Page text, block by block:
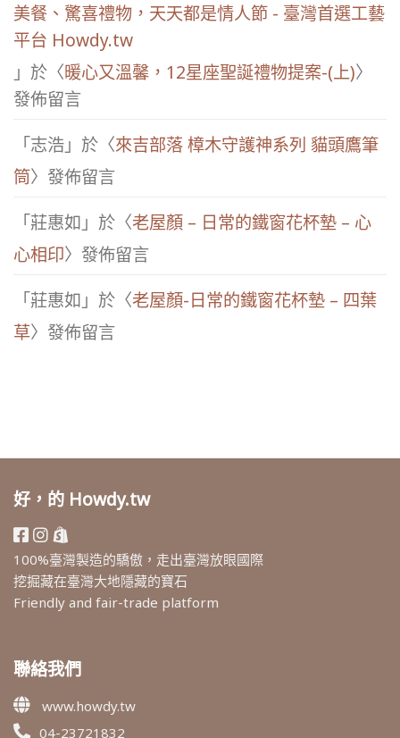
美餐、驚喜禮物，天天都是情人節 - 臺灣首選工藝
平台 Howdy.tw
」於〈暖心又溫馨，12星座聖誕禮物提案-(上)〉
發佈留言
「志浩」於〈來吉部落 樟木守護神系列 貓頭鷹筆
筒〉發佈留言
「莊惠如 」於〈老屋顏 – 日常的鐵窗花杯墊 – 心
心相印〉發佈留言
「莊惠如 」於〈老屋顏-日常的鐵窗花杯墊 – 四葉
草〉發佈留言
好，的 Howdy.tw
100%臺灣製造的驕傲，走出臺灣放眼國際
挖掘藏在臺灣大地隱藏的寶石
Friendly and fair-trade platform
聯絡我們
www.howdy.tw
04-23721832